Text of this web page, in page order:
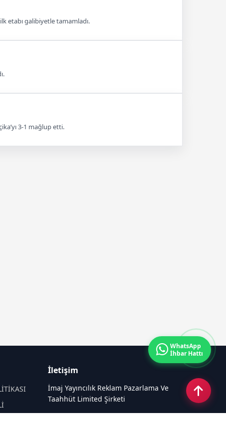
etabı galibiyetle tamamladı.
3-1 mağlup etti.
İletişim
İmaj Yayıncılık Reklam Pazarlama Ve
Taahhüt Limited Şirketi
WhatsApp
İhbar Hattı